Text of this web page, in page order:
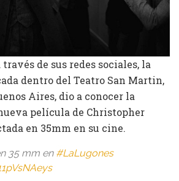
de sus redes sociales, la
dentro del Teatro San Martin,
Aires, dio a conocer la
película de Christopher
en 35mm en su cine.
35 mm en #LaLugones